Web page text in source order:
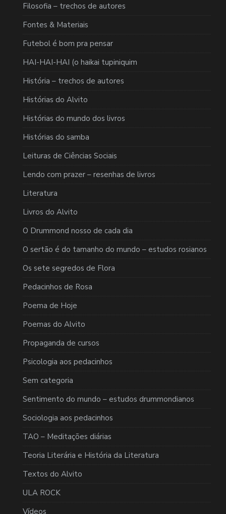
Filosofia – trechos de autores
Fontes & Materiais
Futebol é bom pra pensar
HAI-HAI-HAI (o haikai tupiniquim
História – trechos de autores
Histórias do Alvito
Histórias do mundo dos livros
Histórias do samba
Leituras de Ciências Sociais
Lendo com prazer – resenhas de livros
Literatura
Livros do Alvito
O Drummond nosso de cada dia
O sertão é do tamanho do mundo – estudos rosianos
Os sete segredos de Flora
Pedacinhos de Rosa
Poema de Hoje
Poemas do Alvito
Propaganda de cursos
Psicologia aos pedacinhos
Sem categoria
Sentimento do mundo – estudos drummondianos
Sociologia aos pedacinhos
TAO – Meditações diárias
Teoria Literária e História da Literatura
Textos do Alvito
ULA ROCK
Vídeos